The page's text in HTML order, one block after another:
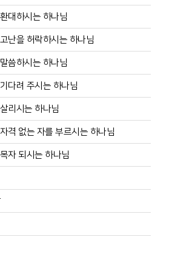
대하시는 하나님
난을 허락하시는 하나님
씀하시는 하나님
다려 주시는 하나님
리시는 하나님
격 없는 자를 부르시는 하나님
자 되시는 하나님